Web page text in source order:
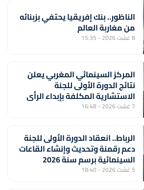
الناظور.. بنك إفريقيا يحتفي بزبنائه
من مغاربة العالم
8 غشت 2026 - 15:35
المركز السينمائي المغربي يعلن
نتائج الدورة الأولى للجنة
الاستشارية المكلفة بإبداء الرأي
بشأن تسليم بطاقة المهني
7 غشت 2026 - 16:48
الرباط.. انعقاد الدورة الأولى للجنة
دعم رقمنة وتحديث وإنشاء القاعات
السينمائية برسم سنة 2026
5 غشت 2026 - 18:40